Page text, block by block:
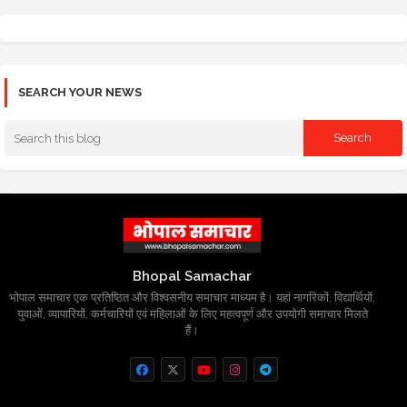
SEARCH YOUR NEWS
Bhopal Samachar
भोपाल समाचार एक प्रतिष्ठित और विश्वसनीय समाचार माध्यम है। यहां नागरिकों, विद्यार्थियों,
युवाओं, व्यापारियों, कर्मचारियों एवं महिलाओं के लिए महत्वपूर्ण और उपयोगी समाचार मिलते
हैं।